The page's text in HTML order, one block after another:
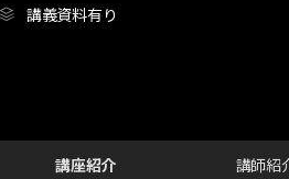
講義資料有り
レーター,チャン2_챤2_KR
Shortcuts
講座紹介 講師紹